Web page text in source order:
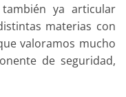
ya articular
materias con
valoramos mucho
de seguridad,